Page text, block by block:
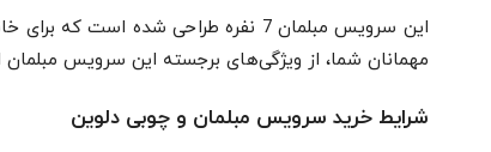
این سرویس مبلمان 7 نفره طراحی شده
مهمانان شما، از ویژگی‌های برجسته این سرویس
شرایط خرید سرویس مبلمان و چوبی دلوین